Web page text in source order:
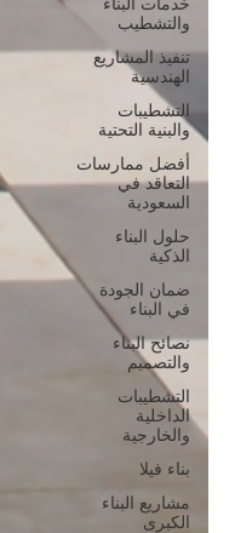
والتشطيب
تنفيذ المشاريع
الهندسية
التشطيبات
والبنية التحتية
أفضل ممارسات
التعاقد في
السعودية
حلول البناء
الذكية
ضمان الجودة
في البناء
نصائح البناء
والتصميم
التشطيبات
الداخلية
والخارجية
بناء فيلا
مشاريع البناء
الكبرى